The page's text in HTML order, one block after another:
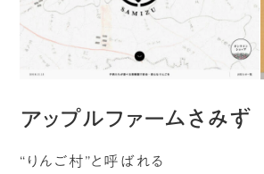
アップルファームさみず
“りんご村”と呼ばれる